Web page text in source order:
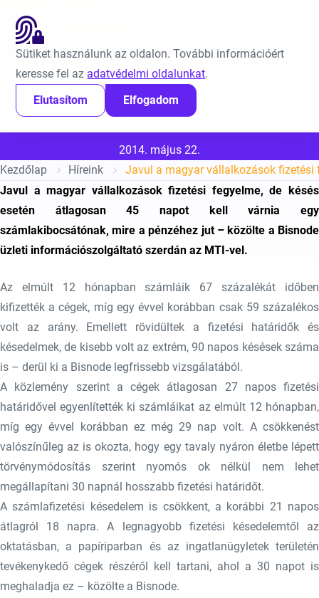
Sütiket használunk az oldalon. További információért
keresse fel az adatvédelmi oldalunkat.
Elutasítom
Elfogadom
Ugrás a tartalomra
vállalkozások fizetési
fegyelme
Közzétéve:
2014. május 22.
Kezdőlap
Híreink
Javul a magyar vállalkozások fizetési
Javul a magyar vállalkozások fizetési fegyelme, de késés
esetén átlagosan 45 napot kell várnia egy
számlakibocsátónak, mire a pénzéhez jut – közölte a Bisnode
üzleti információszolgáltató szerdán az MTI-vel.
Az elmúlt 12 hónapban számláik 67 százalékát időben
kifizették a cégek, míg egy évvel korábban csak 59 százalékos
volt az arány. Emellett rövidültek a fizetési határidők és
késedelmek, de kisebb volt az extrém, 90 napos késések száma
is – derül ki a Bisnode legfrissebb vizsgálatából.
A közlemény szerint a cégek átlagosan 27 napos fizetési
határidővel egyenlítették ki számláikat az elmúlt 12 hónapban,
míg egy évvel korábban ez még 29 nap volt. A csökkenést
valószínűleg az is okozta, hogy egy tavaly nyáron életbe lépett
törvénymódosítás szerint nyomós ok nélkül nem lehet
megállapítani 30 napnál hosszabb fizetési határidőt.
A számlafizetési késedelem is csökkent, a korábbi 21 napos
átlagról 18 napra. A legnagyobb fizetési késedelemtől az
oktatásban, a papíriparban és az ingatlanügyletek területén
tevékenykedő cégek részéről kell tartani, ahol a 30 napot is
meghaladja ez – közölte a Bisnode.